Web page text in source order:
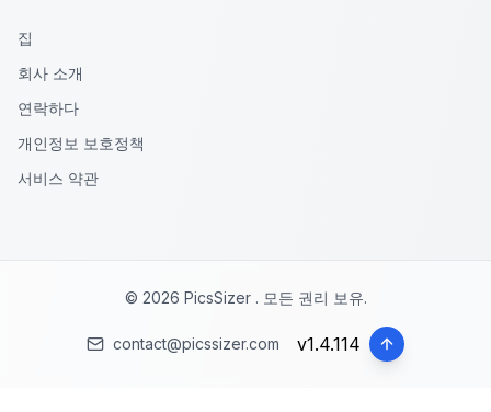
집
회사 소개
연락하다
개인정보 보호정책
서비스 약관
© 2026 PicsSizer . 모든 권리 보유.
contact@picssizer.com v1.4.114